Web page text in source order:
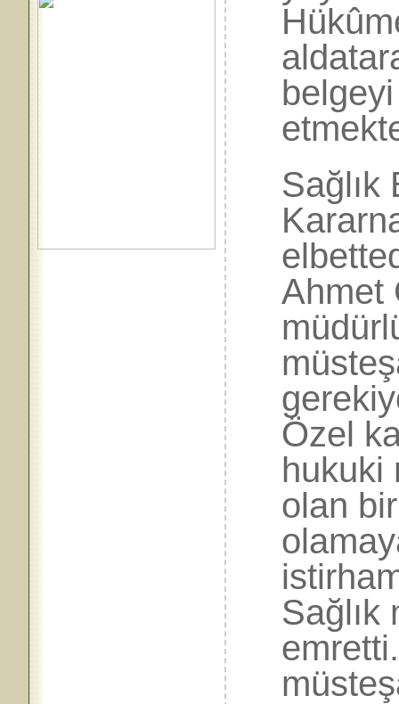
belgeyi
Sağlık
Ahmet
Özel
hukuki
olan
Sağlık